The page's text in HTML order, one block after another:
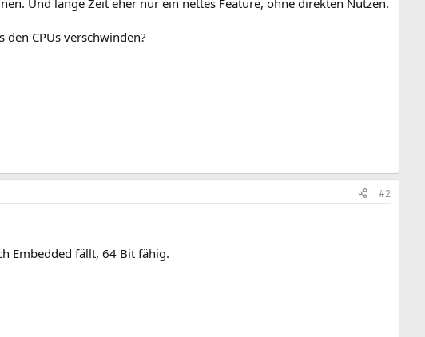
Und lange Zeit eher nur ein nettes Feature, ohne direkten Nutzen.
CPUs verschwinden?
#2
Embedded fällt, 64 Bit fähig.